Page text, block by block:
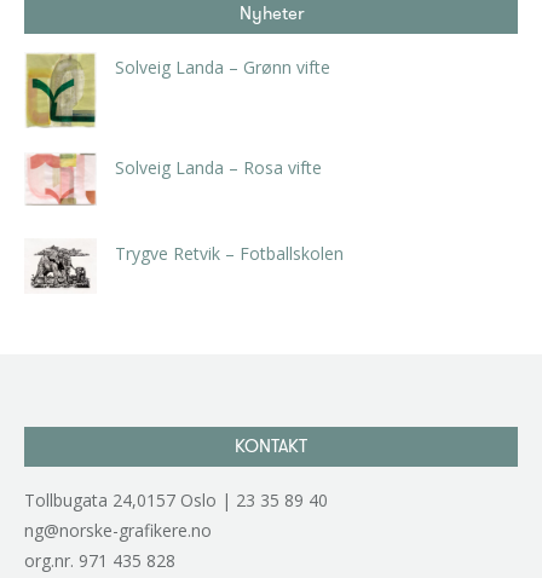
Nyheter
Solveig Landa – Grønn vifte
Solveig Landa – Rosa vifte
Trygve Retvik – Fotballskolen
KONTAKT
Tollbugata 24,0157 Oslo | 23 35 89 40
ng@norske-grafikere.no
org.nr. 971 435 828